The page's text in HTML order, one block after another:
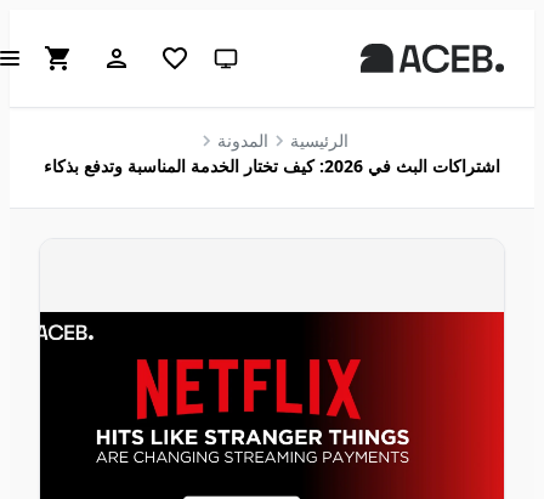
سمة النظام (انقر للفاتحة)
الرئيسية
المدونة
اشتراكات البث في 2026: كيف تختار الخدمة المناسبة وتدفع بذكاء